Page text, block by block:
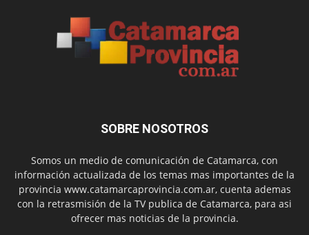
SOBRE NOSOTROS
Somos un medio de comunicación de Catamarca, con
información actualizada de los temas mas importantes de la
provincia www.catamarcaprovincia.com.ar, cuenta ademas
con la retrasmisión de la TV publica de Catamarca, para asi
ofrecer mas noticias de la provincia.